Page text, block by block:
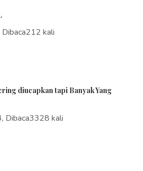
kali
diucapkan tapi Banyak Yang
Dibaca3328 kali